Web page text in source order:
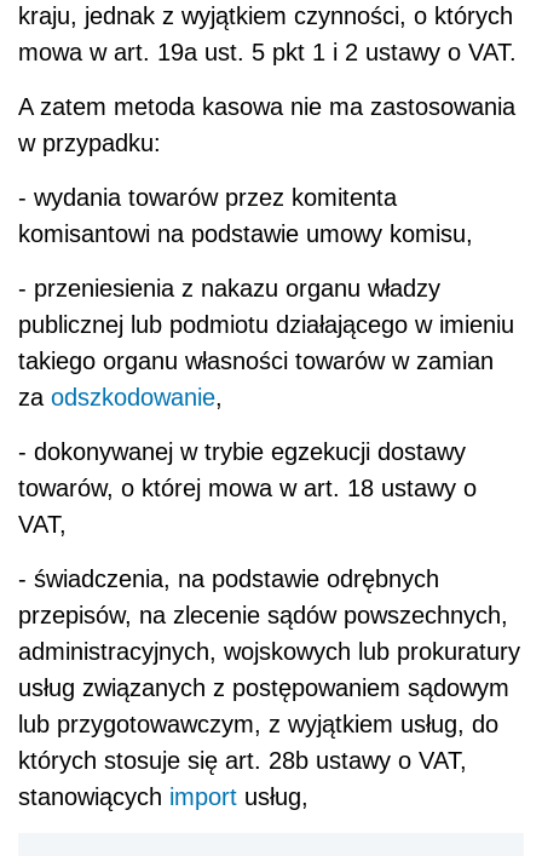
kraju, jednak z wyjątkiem czynności, o których
mowa w art. 19a ust. 5 pkt 1 i 2 ustawy o VAT.
A zatem metoda kasowa nie ma zastosowania
w przypadku:
- wydania towarów przez komitenta
komisantowi na podstawie umowy komisu,
- przeniesienia z nakazu organu władzy
publicznej lub podmiotu działającego w imieniu
takiego organu własności towarów w zamian
za odszkodowanie,
- dokonywanej w trybie egzekucji dostawy
towarów, o której mowa w art. 18 ustawy o
VAT,
- świadczenia, na podstawie odrębnych
przepisów, na zlecenie sądów powszechnych,
administracyjnych, wojskowych lub prokuratury
usług związanych z postępowaniem sądowym
lub przygotowawczym, z wyjątkiem usług, do
których stosuje się art. 28b ustawy o VAT,
stanowiących import usług,